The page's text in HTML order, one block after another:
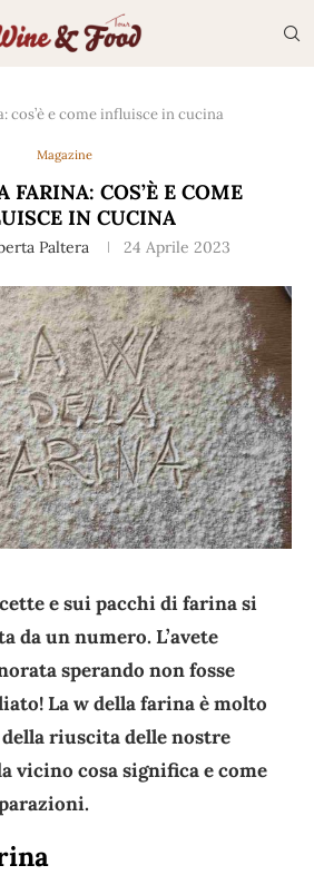
cos’è e come influisce in cucina
Magazine
FARINA: COS’È E COME
IN CUCINA
Paltera 24 Aprile 2023
e sui pacchi di farina si
da un numero. L’avete
sperando non fosse
La w della farina è molto
riuscita delle nostre
vicino cosa significa e come